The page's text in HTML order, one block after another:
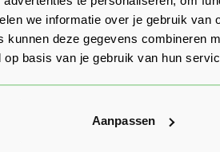
we informatie over je gebruik van
deze gegevens combineren
basis van je gebruik van hun
Aanpassen